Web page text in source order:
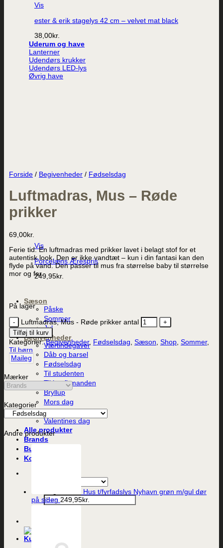
Vis
ester & erik stagelys 42 cm – velvet mat black
38,00kr.
Uderum og have
Lanterner
Udendørs krukker
Udendørs LED-lys
Øvrig have
Vis
Porcelæns Ærespris
249,95kr.
Sæson
Påske
Sommer
Jul
Begivenheder
Værtindegaver
Dåb og barsel
Fødselsdag
Til studenten
Til konfirmanden
Bryllup
Mors dag
Fars dag
Valentines dag
Alle produkter
Brands
Butikken
Kontakt
Forside / Begivenheder / Fødselsdag
Luftmadras, Mus – Røde
prikker
69,00kr.
Ferie tid. En luftmadras med prikker lavet i belagt stof for et
autentisk look. Den er ikke vandtæt – kun i din fantasi kan den
flyde på vand. Den passer til mus fra størrelse baby til størrelse
mor og far.
På lager
Luftmadras, Mus - Røde prikker antal
Tilføj til kurv
Kategorier:Begivenheder, Fødselsdag Sæson Shop Sommer,
Til børn
Maileg
Mærker
Kategorier
Andre produkter
Hus t/fyrfadslys Nyhavn grøn m/gul dør
på siden 249,95kr.